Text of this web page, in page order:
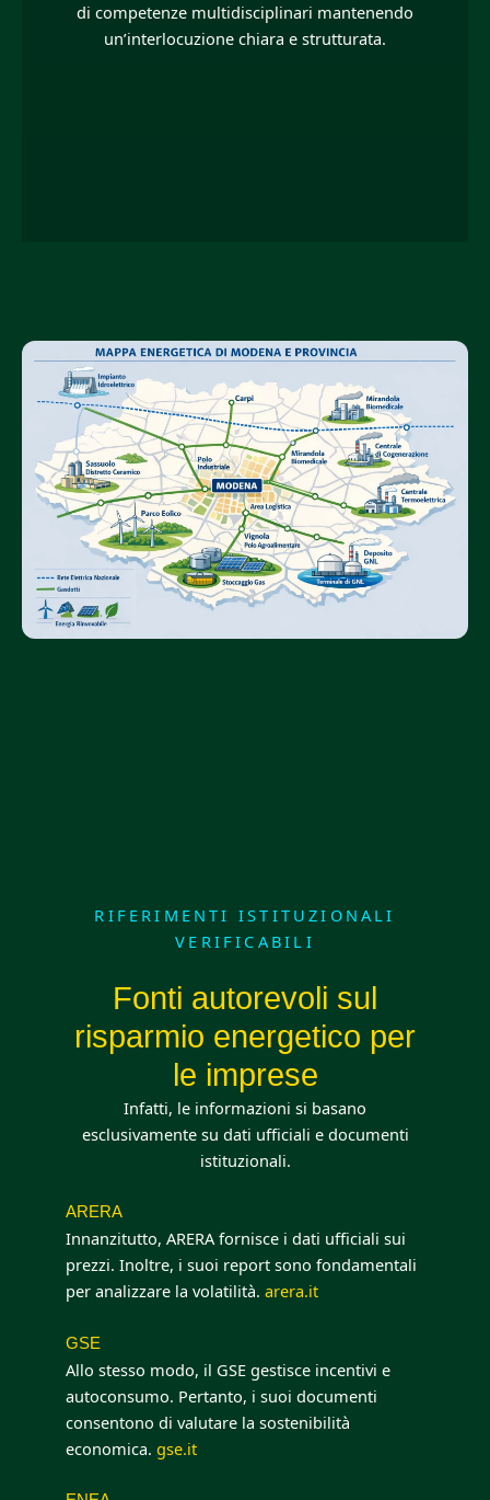
di competenze multidisciplinari mantenendo
un’interlocuzione chiara e strutturata.
RIFERIMENTI ISTITUZIONALI
VERIFICABILI
Fonti autorevoli sul
risparmio energetico per
le imprese
Infatti, le informazioni si basano
esclusivamente su dati ufficiali e documenti
istituzionali.
ARERA
Innanzitutto, ARERA fornisce i dati ufficiali sui
prezzi. Inoltre, i suoi report sono fondamentali
per analizzare la volatilità. arera.it
GSE
Allo stesso modo, il GSE gestisce incentivi e
autoconsumo. Pertanto, i suoi documenti
consentono di valutare la sostenibilità
economica. gse.it